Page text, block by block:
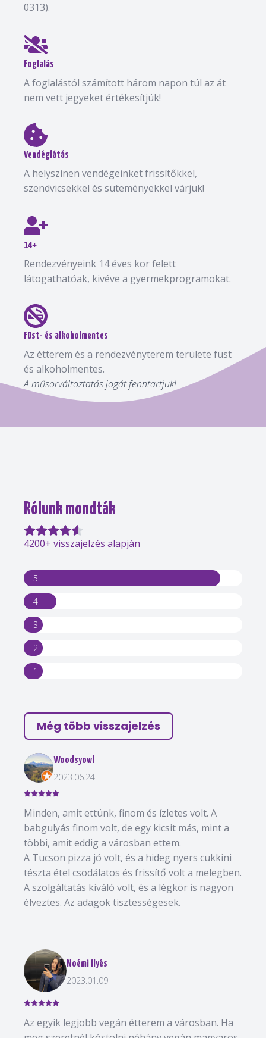
0313).
Foglalás
A foglalástól számított három napon túl az át
nem vett jegyeket értékesítjük!
Vendéglátás
A helyszínen vendégeinket frissítőkkel,
szendvicsekkel és süteményekkel várjuk!
14+
Rendezvényeink 14 éves kor felett
látogathatóak, kivéve a gyermekprogramokat.
Füst- és alkoholmentes
Az étterem és a rendezvényterem területe füst
és alkoholmentes.
A műsorváltoztatás jogát fenntartjuk!
Rólunk mondták
4200+ visszajelzés alapján
5
4
3
2
1
Még több visszajelzés
Woodsyowl
2023.06.24.
Minden, amit ettünk, finom és ízletes volt. A
babgulyás finom volt, de egy kicsit más, mint a
többi, amit eddig a városban ettem.
A Tucson pizza jó volt, és a hideg nyers cukkini
tészta étel csodálatos és frissítő volt a melegben.
A szolgáltatás kiváló volt, és a légkör is nagyon
élveztes. Az adagok tisztességesek.
Noémi Ilyés
2023.01.09
Az egyik legjobb vegán étterem a városban. Ha